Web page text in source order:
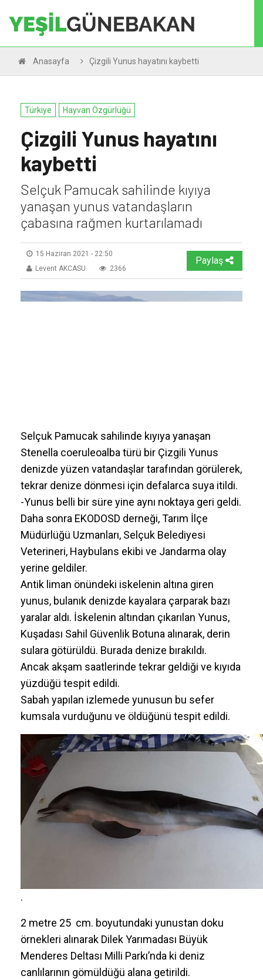
Anasayfa Çizgili Yunus hayatını kaybetti
Türkiye Hayvan Özgürlüğü
Çizgili Yunus hayatını
kaybetti
Selçuk Pamucak sahilinde kıyıya
yanaşan yunus vatandaşların
çabasına rağmen kurtarılamadı
15 Haziran 2021 - 22:50
Levent AKCASU
2366
Paylaş
Selçuk Pamucak sahilinde kıyıya yanaşan
Stenella coeruleoalba türü bir Çizgili Yunus
denizde yüzen vatandaşlar tarafından görülerek,
tekrar denize dönmesi için defalarca suya itildi.
-Yunus belli bir süre yine aynı noktaya geri geldi.
Daha sonra EKODOSD derneği, Tarım İlçe
Müdürlüğü Uzmanları, Selçuk Belediyesi
Veterineri, Haybulans ekibi ve Jandarma olay
yerine geldiler.
Antik liman önündeki iskelenin altına giren
yunus, bulanık denizde kayalara çarparak bazı
yaralar aldı. İskelenin altından çıkarılan Yunus,
Kuşadası Sahil Güvenlik Botuna alınarak, derin
sulara götürüldü. Burada denize bırakıldı.
Ancak akşam saatlerinde tekrar geldiği ve kıyıda
yüzdüğü tespit edildi.
Sabah yapılan izlemede yunusun bu sefer
kumsala vurduğunu ve öldüğünü tespit edildi.
.
2 metre 25 cm. boyutundaki yunustan doku
örnekleri alınarak Dilek Yarımadası Büyük
Menderes Deltası Milli Parkı’nda ki deniz
canlılarının gömüldüğü alana getirildi.